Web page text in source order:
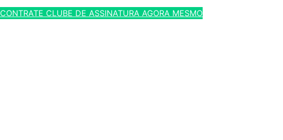
CONTRATE CLUBE DE ASSINATURA AGORA MESMO